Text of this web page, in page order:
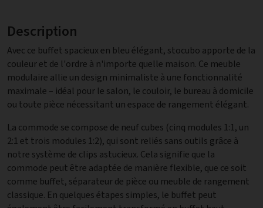
Description
Avec ce buffet spacieux en bleu élégant, stocubo apporte de la
couleur et de l'ordre à n'importe quelle maison. Ce meuble
modulaire allie un design minimaliste à une fonctionnalité
maximale – idéal pour le salon, le couloir, le bureau à domicile
ou toute pièce nécessitant un espace de rangement élégant.
La commode se compose de neuf cubes (cinq modules 1:1, un
2:1 et trois modules 1:2), qui sont reliés sans outils grâce à
notre système de clips astucieux. Cela signifie que la
commode peut être adaptée de manière flexible, que ce soit
comme buffet, séparateur de pièce ou meuble de rangement
classique. En quelques étapes simples, le buffet peut